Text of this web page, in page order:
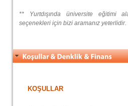
** Yurtdışında üniversite eğitimi
seçenekleri için bizi aramanız yeterlidir.
KOŞULLAR